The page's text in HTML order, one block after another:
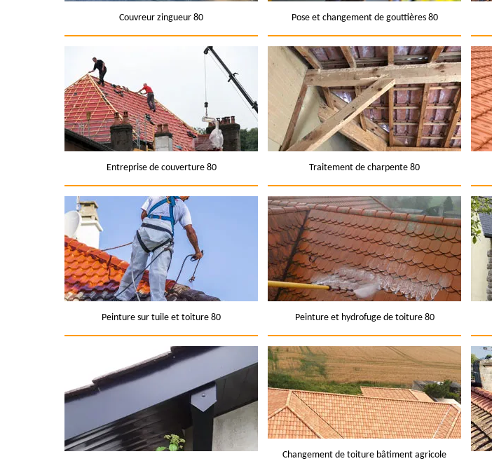
Couvreur zingueur 80 Pose et changement de gouttières 80
Entreprise de couverture 80 Traitement de charpente 80
Peinture sur tuile et toiture 80 Peinture et hydrofuge de toiture 80
Changement de toiture bâtiment agricole